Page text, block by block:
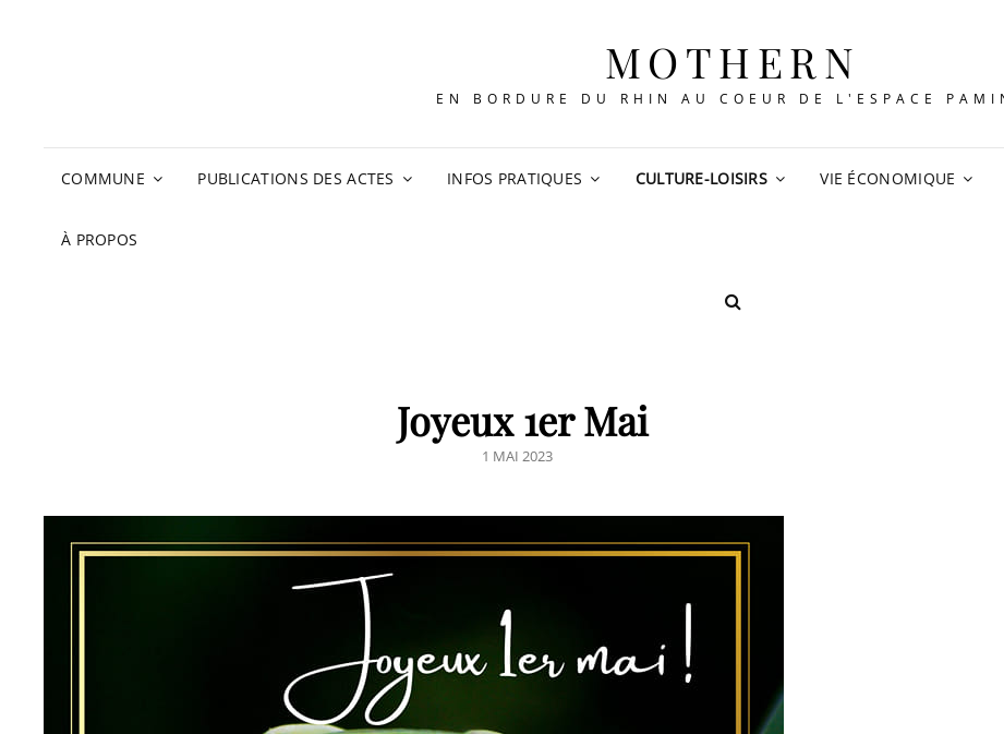
MOTHERN
EN BORDURE DU RHIN AU COEUR DE L'ESPACE
COMMUNE PUBLICATIONS DES ACTES INFOS PRATIQUES CULTURE-LOISIRS VIE ÉCONOMIQUE
À PROPOS
SEARCH
Joyeux 1er Mai
POSTED
1 MAI 2023